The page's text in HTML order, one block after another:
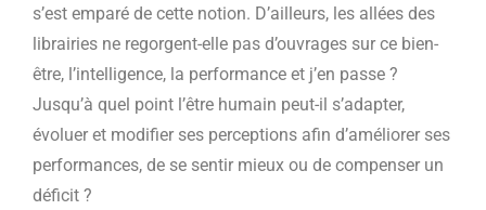
s’est emparé de cette notion. D’ailleurs, les allées des
librairies ne regorgent-elle pas d’ouvrages sur ce bien-
être, l’intelligence, la performance et j’en passe ?
Jusqu’à quel point l’être humain peut-il s’adapter,
évoluer et modifier ses perceptions afin d’améliorer ses
performances, de se sentir mieux ou de compenser un
déficit ?